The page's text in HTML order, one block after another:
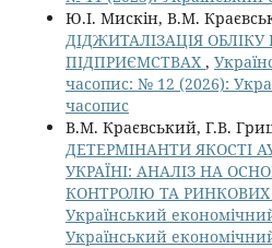
Ю.І. Мискін, В.М.
ДІДЖИТАЛІЗАЦІЯ
ПІДПРИЄМСТВАХ ,
часопис: № 12 (2026):
часопис
В.М. Краєвський, Г.В.
ДЕТЕРМІНАНТИ ЯКОСТІ
УКРАЇНІ: АНАЛІЗ НА
КОНТРОЛЮ ТА
Український
Український